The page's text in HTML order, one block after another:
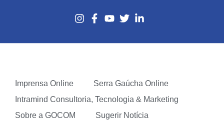
Imprensa Online
Serra Gaúcha Online
Intramind Consultoria, Tecnologia & Marketing
Sobre a GOCOM
Sugerir Notícia